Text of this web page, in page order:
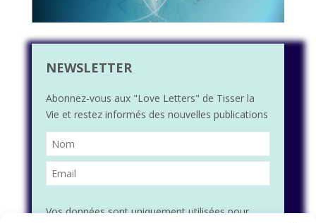
NEWSLETTER
Abonnez-vous aux "Love Letters" de Tisser la
Vie et restez informés des nouvelles publications
Vos données sont uniquement utilisées pour